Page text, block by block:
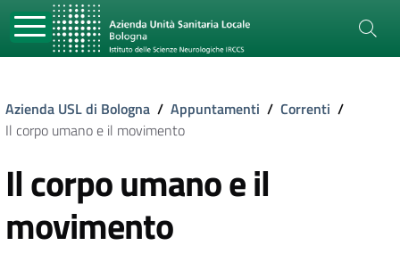
Azienda USL di Bologna / Appuntamenti / Correnti /
Il corpo umano e il movimento
Il corpo umano e il
movimento